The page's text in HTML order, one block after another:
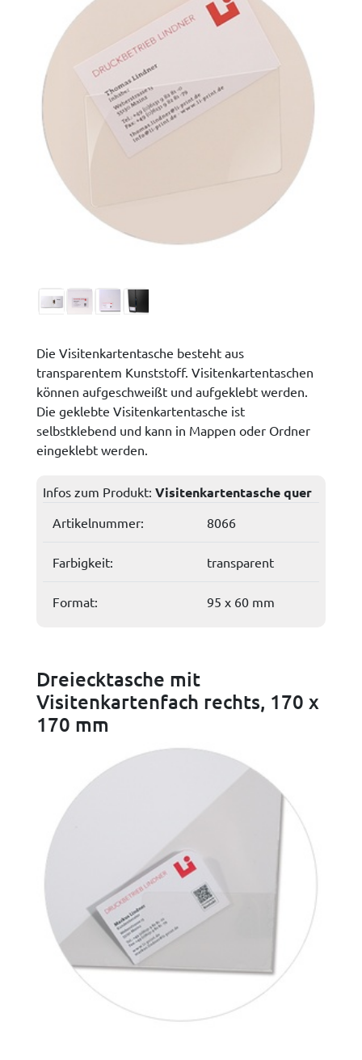
Die Visitenkartentasche besteht aus
transparentem Kunststoff. Visitenkartentaschen
können aufgeschweißt und aufgeklebt werden.
Die geklebte Visitenkartentasche ist
selbstklebend und kann in Mappen oder Ordner
eingeklebt werden.
Infos zum Produkt: Visitenkartentasche quer
Artikelnummer: 8066
Farbigkeit: transparent
Format: 95 x 60 mm
Dreiecktasche mit
Visitenkartenfach rechts, 170 x
170 mm